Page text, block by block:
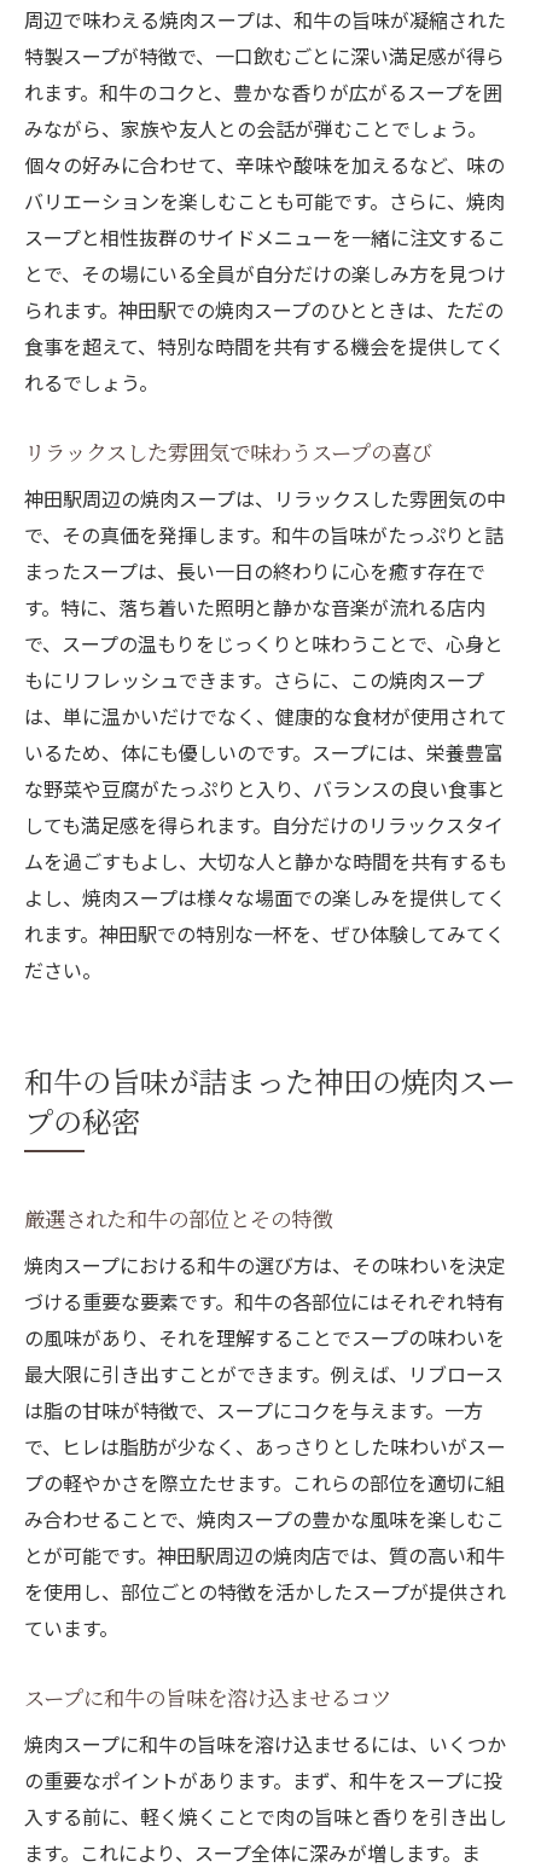
周辺で味わえる焼肉スープは、和牛の旨味が凝縮された
特製スープが特徴で、一口飲むごとに深い満足感が得ら
れます。和牛のコクと、豊かな香りが広がるスープを囲
みながら、家族や友人との会話が弾むことでしょう。
個々の好みに合わせて、辛味や酸味を加えるなど、味の
バリエーションを楽しむことも可能です。さらに、焼肉
スープと相性抜群のサイドメニューを一緒に注文するこ
とで、その場にいる全員が自分だけの楽しみ方を見つけ
られます。神田駅での焼肉スープのひとときは、ただの
食事を超えて、特別な時間を共有する機会を提供してく
れるでしょう。
リラックスした雰囲気で味わうスープの喜び
神田駅周辺の焼肉スープは、リラックスした雰囲気の中
で、その真価を発揮します。和牛の旨味がたっぷりと詰
まったスープは、長い一日の終わりに心を癒す存在で
す。特に、落ち着いた照明と静かな音楽が流れる店内
で、スープの温もりをじっくりと味わうことで、心身と
もにリフレッシュできます。さらに、この焼肉スープ
は、単に温かいだけでなく、健康的な食材が使用されて
いるため、体にも優しいのです。スープには、栄養豊富
な野菜や豆腐がたっぷりと入り、バランスの良い食事と
しても満足感を得られます。自分だけのリラックスタイ
ムを過ごすもよし、大切な人と静かな時間を共有するも
よし、焼肉スープは様々な場面での楽しみを提供してく
れます。神田駅での特別な一杯を、ぜひ体験してみてく
ださい。
和牛の旨味が詰まった神田の焼肉スー
プの秘密
厳選された和牛の部位とその特徴
焼肉スープにおける和牛の選び方は、その味わいを決定
づける重要な要素です。和牛の各部位にはそれぞれ特有
の風味があり、それを理解することでスープの味わいを
最大限に引き出すことができます。例えば、リブロース
は脂の甘味が特徴で、スープにコクを与えます。一方
で、ヒレは脂肪が少なく、あっさりとした味わいがスー
プの軽やかさを際立たせます。これらの部位を適切に組
み合わせることで、焼肉スープの豊かな風味を楽しむこ
とが可能です。神田駅周辺の焼肉店では、質の高い和牛
を使用し、部位ごとの特徴を活かしたスープが提供され
ています。
スープに和牛の旨味を溶け込ませるコツ
焼肉スープに和牛の旨味を溶け込ませるには、いくつか
の重要なポイントがあります。まず、和牛をスープに投
入する前に、軽く焼くことで肉の旨味と香りを引き出し
ます。これにより、スープ全体に深みが増します。ま